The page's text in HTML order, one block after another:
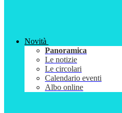
Novità
Panoramica
Le notizie
Le circolari
Calendario eventi
Albo online